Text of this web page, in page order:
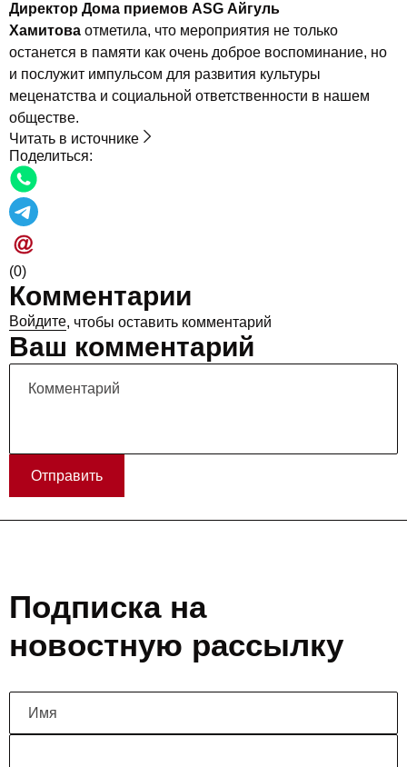
Директор Дома приемов ASG Айгуль
Хамитова отметила, что мероприятия не только
останется в памяти как очень доброе воспоминание, но
и послужит импульсом для развития культуры
меценатства и социальной ответственности в нашем
обществе.
Читать в источнике
Поделиться:
(0)
Комментарии
Войдите, чтобы оставить комментарий
Ваш комментарий
Отправить
Подписка на
новостную рассылку